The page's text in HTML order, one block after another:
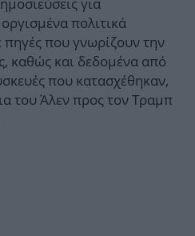
για
πολιτικά
που γνωρίζουν την
καθώς και δεδομένα από
που κατασχέθηκαν,
του Άλεν προς τον Τραμπ